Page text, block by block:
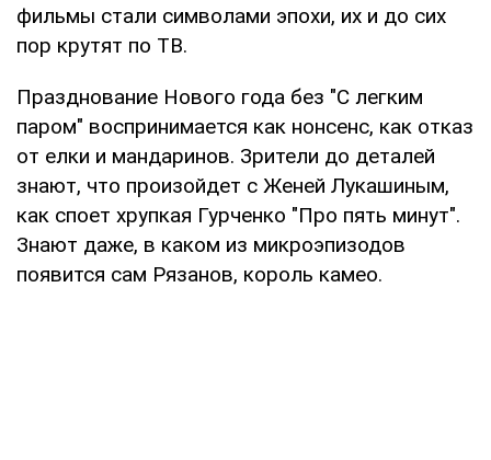
фильмы стали символами эпохи, их и до сих
пор крутят по ТВ.
Празднование Нового года без "С легким
паром" воспринимается как нонсенс, как отказ
от елки и мандаринов. Зрители до деталей
знают, что произойдет с Женей Лукашиным,
как споет хрупкая Гурченко "Про пять минут".
Знают даже, в каком из микроэпизодов
появится сам Рязанов, король камео.